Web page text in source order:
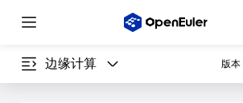
边缘计算 版本